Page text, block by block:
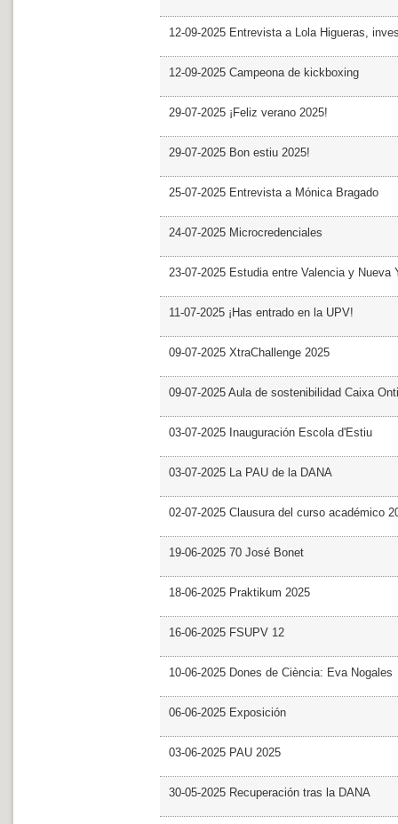
12-09-2025 Entrevista a Lola Higueras,
12-09-2025 Campeona de kickboxing
29-07-2025 ¡Feliz verano 2025!
29-07-2025 Bon estiu 2025!
25-07-2025 Entrevista a Mónica Bragado
24-07-2025 Microcredenciales
23-07-2025 Estudia entre Valencia y Nueva
11-07-2025 ¡Has entrado en la UPV!
09-07-2025 XtraChallenge 2025
09-07-2025 Aula de sostenibilidad Caixa
03-07-2025 Inauguración Escola d'Estiu
03-07-2025 La PAU de la DANA
02-07-2025 Clausura del curso académico
19-06-2025 70 José Bonet
18-06-2025 Praktikum 2025
16-06-2025 FSUPV 12
10-06-2025 Dones de Ciència: Eva Nogales
06-06-2025 Exposición
03-06-2025 PAU 2025
30-05-2025 Recuperación tras la DANA